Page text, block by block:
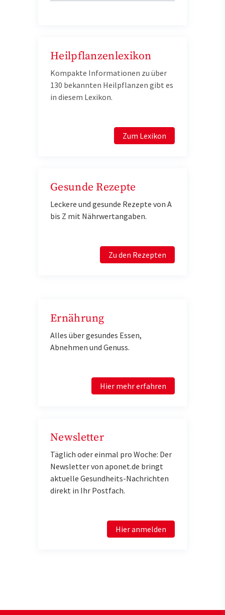
Heilpflanzenlexikon
Kompakte Informationen zu über
130 bekannten Heilpflanzen gibt es
in diesem Lexikon.
Zum Lexikon
Gesunde Rezepte
Leckere und gesunde Rezepte von A
bis Z mit Nährwertangaben.
Zu den Rezepten
Ernährung
Alles über gesundes Essen,
Abnehmen und Genuss.
Hier mehr erfahren
Newsletter
Täglich oder einmal pro Woche: Der
Newsletter von aponet.de bringt
aktuelle Gesundheits-Nachrichten
direkt in Ihr Postfach.
Hier anmelden